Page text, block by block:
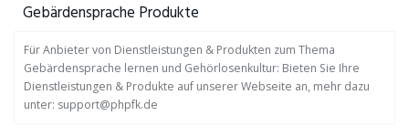
Gebärdensprache Produkte
Für Anbieter von Dienstleistungen & Produkten zum Thema
Gebärdensprache lernen und Gehörlosenkultur: Bieten Sie Ihre
Dienstleistungen & Produkte auf unserer Webseite an, mehr dazu
unter: support@phpfk.de